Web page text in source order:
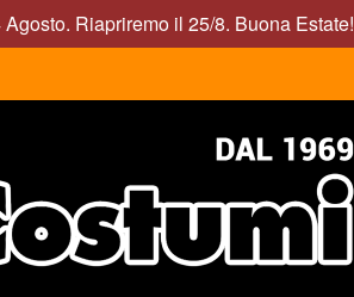
Riapriremo il 25/8. Buona Estate!